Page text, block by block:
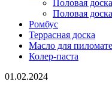
Половая
Половая
Ромбус
Террасная доска
Масло для
Колер-паста
01.02.2024